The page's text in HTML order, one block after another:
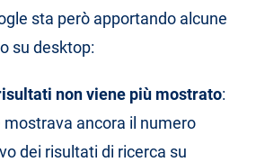
sta però apportando alcune
su desktop:
non viene più mostrato:
mostrava ancora il numero
dei risultati di ricerca su